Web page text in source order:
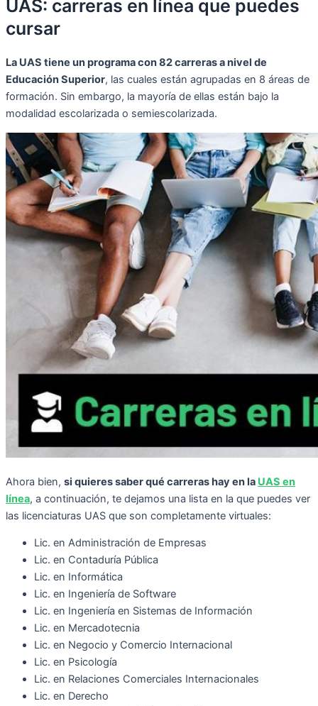
UAS: carreras en línea que puedes
cursar
La UAS tiene un programa con 82 carreras a nivel de
Educación Superior, las cuales están agrupadas en 8 áreas de
formación. Sin embargo, la mayoría de ellas están bajo la
modalidad escolarizada o semiescolarizada.
Ahora bien, si quieres saber qué carreras hay en la UAS en
línea, a continuación, te dejamos una lista en la que puedes ver
las licenciaturas UAS que son completamente virtuales:
Lic. en Administración de Empresas
Lic. en Contaduría Pública
Lic. en Informática
Lic. en Ingeniería de Software
Lic. en Ingeniería en Sistemas de Información
Lic. en Mercadotecnia
Lic. en Negocio y Comercio Internacional
Lic. en Psicología
Lic. en Relaciones Comerciales Internacionales
Lic. en Derecho